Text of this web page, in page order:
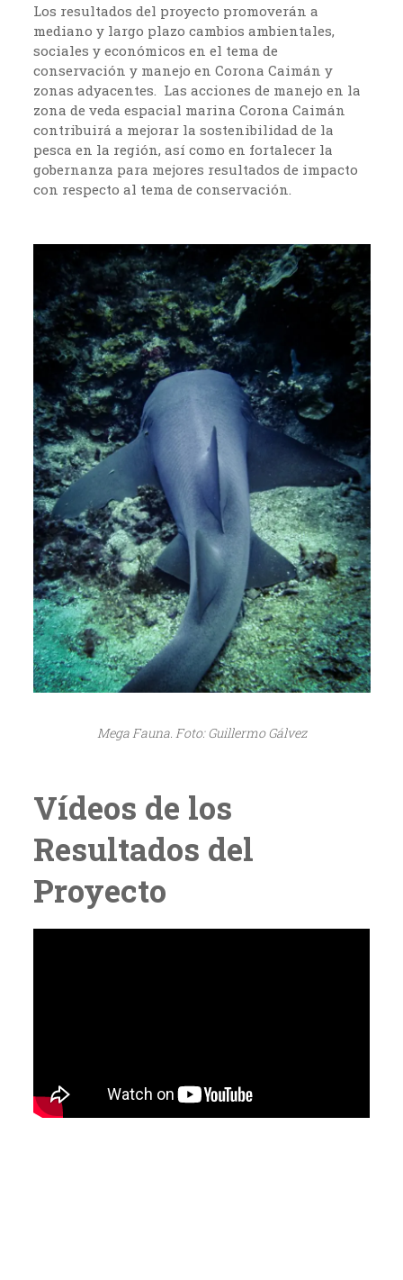
Los resultados del proyecto promoverán a
mediano y largo plazo cambios ambientales,
sociales y económicos en el tema de
conservación y manejo en Corona Caimán y
zonas adyacentes. Las acciones de manejo en la
zona de veda espacial marina Corona Caimán
contribuirá a mejorar la sostenibilidad de la
pesca en la región, así como en fortalecer la
gobernanza para mejores resultados de impacto
con respecto al tema de conservación.
Mega Fauna. Foto: Guillermo Gálvez
Vídeos de los
Resultados del
Proyecto